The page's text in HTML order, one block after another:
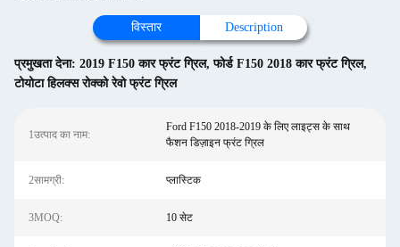
विस्तार Description
प्रमुखता देना: 2019 F150 कार फ्रंट ग्रिल,फोर्ड F150 2018 कार फ्रंट ग्रिल,
टोयोटा हिलक्स रोक्को रेवो फ्रंट ग्रिल
1उत्पाद का नाम:
Ford F150 2018-2019 के लिए लाइट्स के साथ
फैशन डिज़ाइन फ्रंट ग्रिल
2सामग्री: प्लास्टिक
3MOQ: 10 सेट